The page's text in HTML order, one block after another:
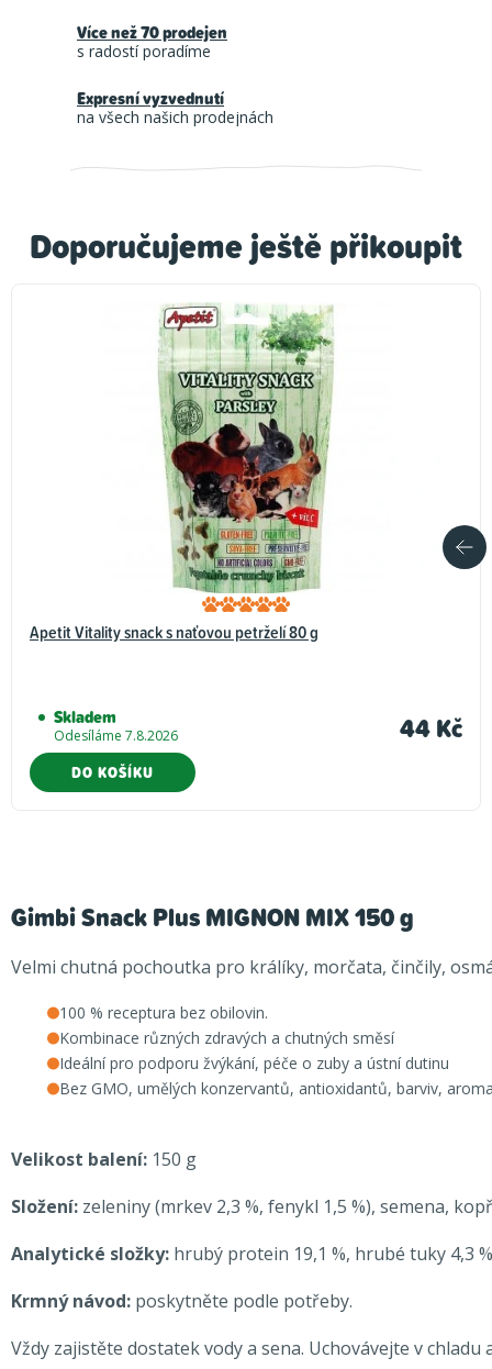
Doporučujeme ještě přikoupit
Apetit Vitality snack s naťovou petrželí 80 g
Skladem
Odesíláme 7.8.2026 44 Kč
DO KOŠÍKU
Více než 70 prodejen
s radostí poradíme
Expresní vyzvednutí
na všech našich prodejnách
Gimbi Snack Plus MIGNON MIX 150 g
Velmi chutná pochoutka pro králíky, morčata, činčily,
100 % receptura bez obilovin.
Kombinace různých zdravých a chutných směsí
Ideální pro podporu žvýkání, péče o zuby a ústní dutinu
Bez GMO, umělých konzervantů, antioxidantů, barviv,
Velikost balení: 150 g
Složení: zeleniny (mrkev 2,3 %, fenykl 1,5 %), semena,
Analytické složky: hrubý protein 19,1 %, hrubé tuky 4,3
Krmný návod: poskytněte podle potřeby.
Vždy zajistěte dostatek vody a sena. Uchovávejte v chladu